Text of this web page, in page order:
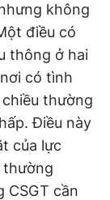
không
điều có
thông ở hai
có tình
thường
Điều này
của lực
thường
CSGT cần